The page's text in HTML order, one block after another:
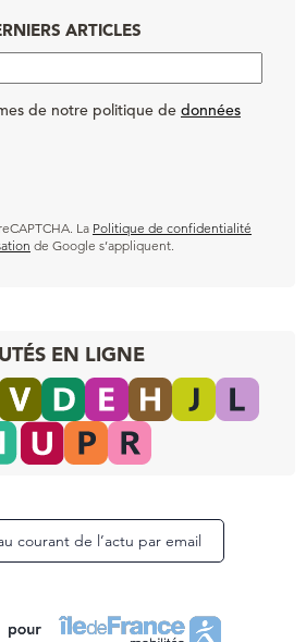
ARTICLES
de notre politique de données
La Politique de confidentialité
de Google s’appliquent.
EN LIGNE
courant de l’actu par email